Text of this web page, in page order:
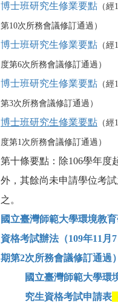
博士班研究生修業要點 （經
第10次所務會議修訂通過）
博士班研究生修業要點 （經
度第6次所務會議修訂通過 ）
博士班研究生修業要點 （經
第3次所務會議修訂通過 ）
博士班研究生修業要點 （經
度第1次所務會議修訂通過）
第十條要點：除106學年度
外，其餘尚未申請學位考
之。
國立臺灣師範大學環境教
資格考試辦法（109年11月
期第2次所務會議修訂通過）
國立臺灣師範大學環
究生資格考試申請表